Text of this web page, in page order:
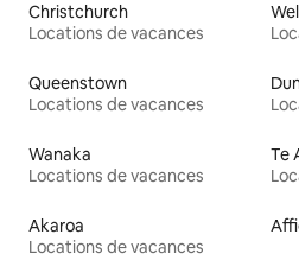
Christchurch
Locations de vacances
Queenstown
Locations de vacances
Wanaka
Locations de vacances
Te
Akaroa
Locations de vacances